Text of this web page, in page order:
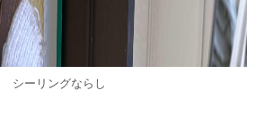
シーリングならし